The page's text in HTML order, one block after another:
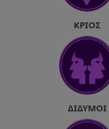
ΚΡΙΌΣ
ΔΊΔΥΜΟΙ